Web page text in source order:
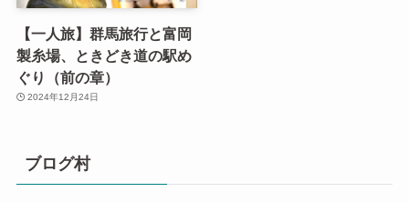
【一人旅】群馬旅行と富岡
製糸場、ときどき道の駅め
ぐり（前の章）
2024年12月24日
ブログ村